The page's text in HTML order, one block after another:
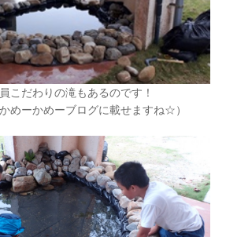
こだわりの滝もあるのです！
めーかめーブログに載せますね☆）